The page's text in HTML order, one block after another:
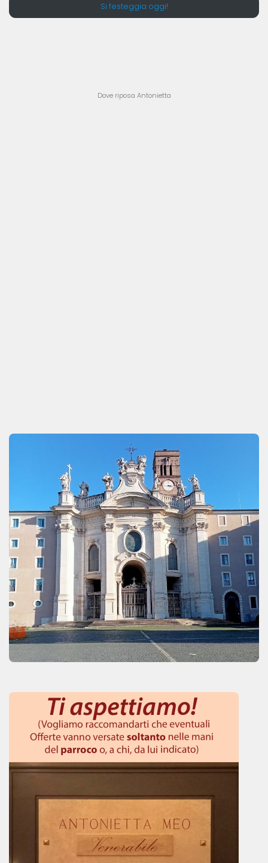
Si festeggia oggi!
Dove riposa Antonietta